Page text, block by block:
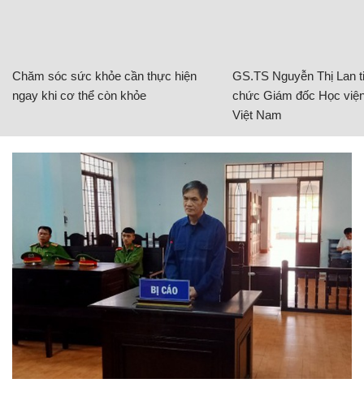
Chăm sóc sức khỏe cần thực hiện
ngay khi cơ thể còn khỏe
GS.TS Nguyễn Thị Lan
chức Giám đốc Học
Việt Nam